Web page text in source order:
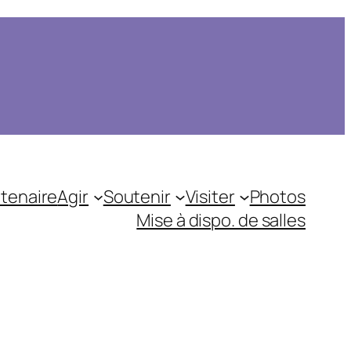
Agir Soutenir Visiter
Photos
Mise à dispo. de salles